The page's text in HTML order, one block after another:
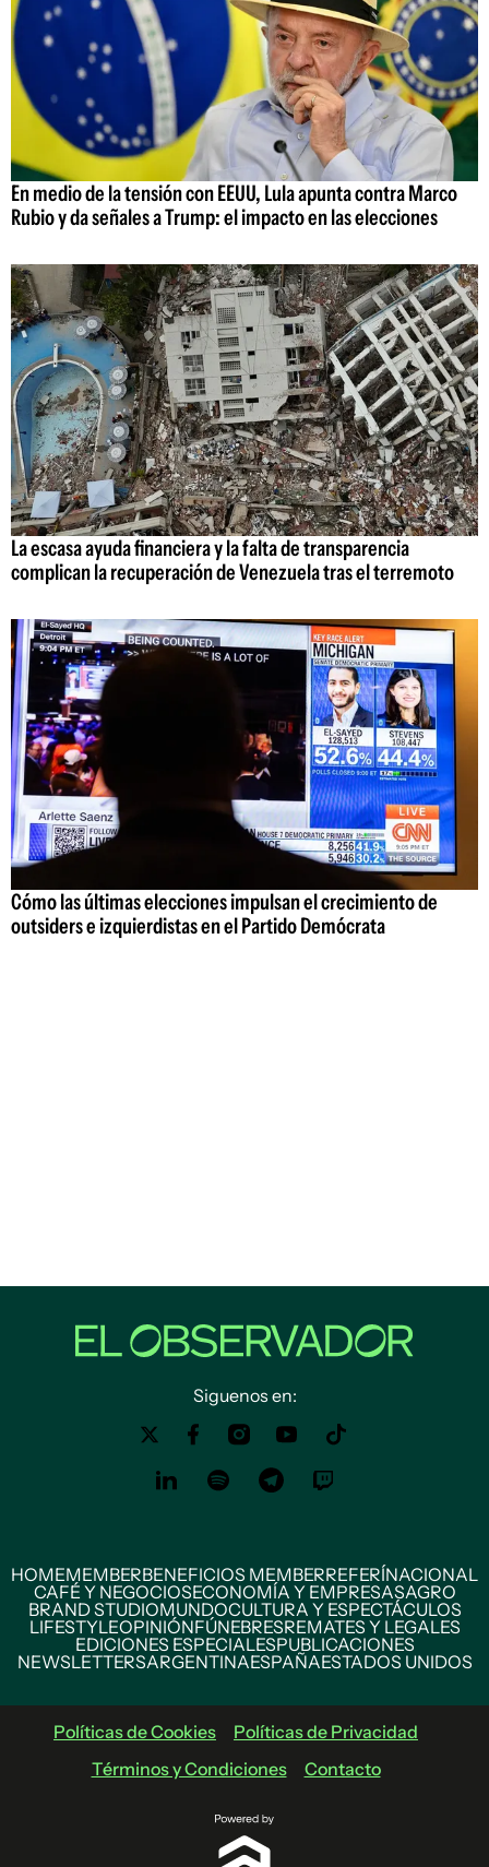
En medio de la tensión con EEUU, Lula apunta contra Marco
Rubio y da señales a Trump: el impacto en las elecciones
La escasa ayuda financiera y la falta de transparencia
complican la recuperación de Venezuela tras el terremoto
Cómo las últimas elecciones impulsan el crecimiento de
outsiders e izquierdistas en el Partido Demócrata
Siguenos en:
HOMEMEMBERBENEFICIOS MEMBERREFERÍNACIONAL
CAFÉ Y NEGOCIOSECONOMÍA Y EMPRESASAGRO
BRAND STUDIOMUNDOCULTURA Y ESPECTÁCULOS
LIFESTYLEOPINIÓNFÚNEBRESREMATES Y LEGALES
EDICIONES ESPECIALESPUBLICACIONES
NEWSLETTERSARGENTINAESPAÑAESTADOS UNIDOS
Políticas de Cookies
Políticas de Privacidad
Términos y Condiciones
Contacto